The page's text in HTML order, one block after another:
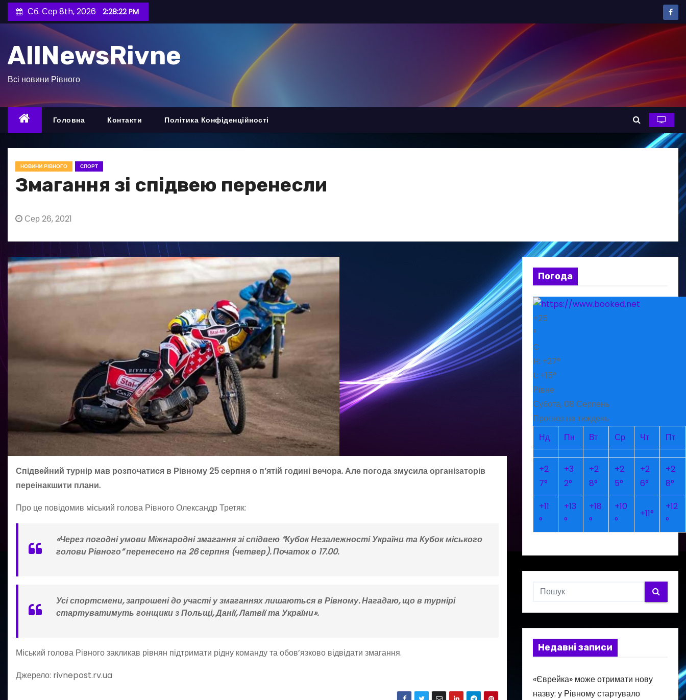
е
д
Сб. Сер 8th, 2026 2:28:24 PM
AllNewsRivne
Всі новини Рівного
Головна Контакти Політика Конфіденційності
НОВИНИ РІВНОГО СПОРТ
Змагання зі спідвею перенесли
Сер 26, 2021
Спідвейний турнір мав розпочатися в Рівному 25 серпня о п’ятій годині вечора. Але погода змусила організаторів
переінакшити плани.
Про це повідомив міський голова Рівного Олександр Третяк:
«Через погодні умови Міжнародні змагання зі спідвею “Кубок Незалежності України та Кубок міського
голови Рівного” перенесено на 26 серпня (четвер). Початок о 17.00.
Усі спортсмени, запрошені до участі у змаганнях лишаються в Рівному. Нагадаю, що в турнірі
стартуватимуть гонщики з Польщі, Данії, Латвії та України».
Міський голова Рівного закликав рівнян підтримати рідну команду та обов’язково відвідати змагання.
Джерело: rivnepost.rv.ua
Погода
+25
°
C
H: +27°
L: +15°
Рівне
Субота, 08 Серпень
Прогноз на тиждень
Нд
Пн Вт Ср Чт Пт
+2
7°
+3
2°
+2
8°
+2
5°
+2
6°
+2
8°
+11
°
+13
°
+18
°
+10
°
+11°
+12
°
Недавні записи
«Єврейка» може отримати нову
назву: у Рівному стартувало